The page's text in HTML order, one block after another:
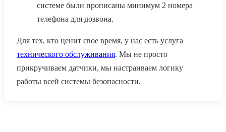
системе были прописаны минимум 2 номера
телефона для дозвона.
Для тех, кто ценит свое время, у нас есть услуга
технического обслуживания. Мы не просто
прикручиваем датчики, мы настраиваем логику
работы всей системы безопасности.